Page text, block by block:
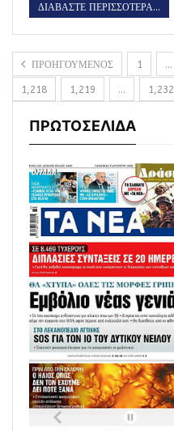
ΔΙΑΒΑΣΤΕ ΠΕΡΙΣΣΟΤΕΡΑ...
ΠΡΟΗΓΟΥΜΕΝΟΣ 1 …
1,218 1,219 … 1,232
ΠΡΩΤΟΣΕΛΙΔΑ